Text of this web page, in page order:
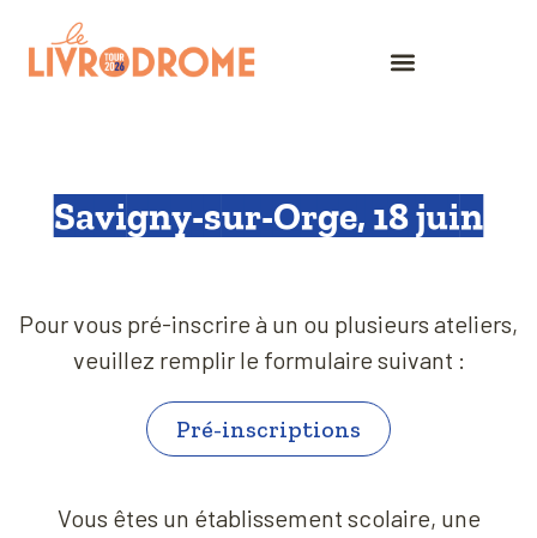
Savigny-sur-Orge, 18 juin
Pour vous pré-inscrire à un ou plusieurs ateliers,
veuillez remplir le formulaire suivant :
Pré-inscriptions
Vous êtes un établissement scolaire, une